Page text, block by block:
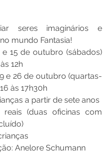
seres imaginários e
mundo Fantasia!
e 15 de outubro (sábados)
12h
às 17h30h
a partir de sete anos
reais (duas oficinas com
Anelore Schumann